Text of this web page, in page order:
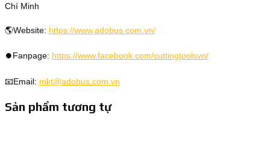
Chí Minh
🌎Website: https://www.adobus.com.vn/
⏺️Fanpage: https://www.facebook.com/cuttingtoolsvn/
📧Email: mkt@adobus.com.vn
Sản phẩm tương tự